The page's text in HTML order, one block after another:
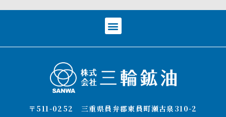
〒511-0252 三重県員弁郡東員町瀬古泉310-2